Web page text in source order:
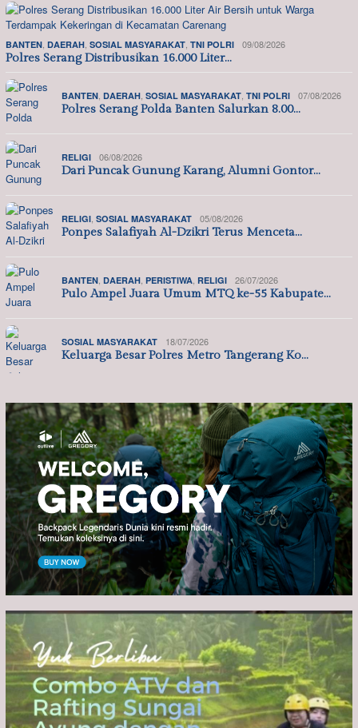
BANTEN DAERAH SOSIAL MASYARAKAT TNI POLRI 09/08/2026
Polres Serang Distribusikan 16.000 Liter…
BANTEN DAERAH SOSIAL MASYARAKAT TNI POLRI 07/08/2026
Polres Serang Polda Banten Salurkan 8.00…
RELIGI 06/08/2026
Dari Puncak Gunung Karang, Alumni Gontor…
RELIGI SOSIAL MASYARAKAT 05/08/2026
Ponpes Salafiyah Al-Dzikri Terus Menceta…
BANTEN DAERAH PERISTIWA RELIGI 26/07/2026
Pulo Ampel Juara Umum MTQ ke-55 Kabupate…
SOSIAL MASYARAKAT 18/07/2026
Keluarga Besar Polres Metro Tangerang Ko…